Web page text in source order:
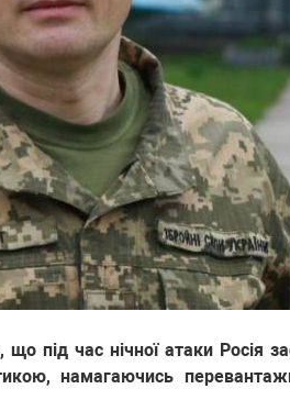
під час нічної атаки Росія
намагаючись